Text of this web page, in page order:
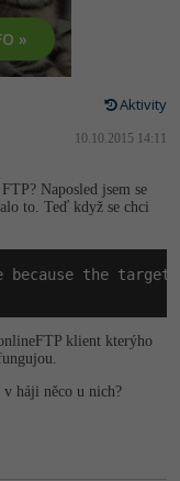
»
Aktivity
10.10.2015 14:11
Naposled jsem se
to. Teď když se chci
because the
klient kterýho
v háji něco u nich?